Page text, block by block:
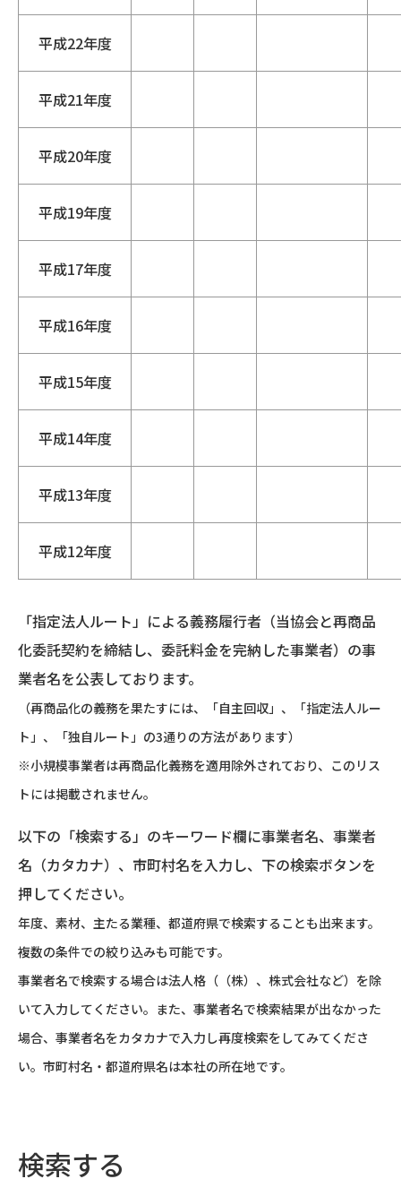
平成22年度
平成21年度
平成20年度
平成19年度
平成17年度
平成16年度
平成15年度
平成14年度
平成13年度
平成12年度
「指定法人ルート」による義務履行者（当協会と再商品
化委託契約を締結し、委託料金を完納した事業者）の事
業者名を公表しております。
（再商品化の義務を果たすには、「自主回収」、「指定法人ルー
ト」、「独自ルート」の3通りの方法があります）
※小規模事業者は再商品化義務を適用除外されており、このリス
トには掲載されません。
以下の「検索する」のキーワード欄に事業者名、事業者
名（カタカナ）、市町村名を入力し、下の検索ボタンを
押してください。
年度、素材、主たる業種、都道府県で検索することも出来ます。
複数の条件での絞り込みも可能です。
事業者名で検索する場合は法人格（（株）、株式会社など）を除
いて入力してください。また、事業者名で検索結果が出なかった
場合、事業者名をカタカナで入力し再度検索をしてみてくださ
い。市町村名・都道府県名は本社の所在地です。
検索する